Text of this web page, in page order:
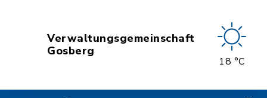
Verwaltungsgemeinschaft
Gosberg
18 °C